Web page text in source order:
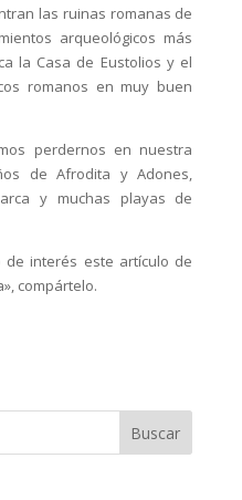
las ruinas romanas de
arqueológicos más
la Casa de Eustolios y el
romanos en muy buen
perdernos en nuestra
de Afrodita y Adones,
y muchas playas de
de interés este artículo de
compártelo.
Buscar